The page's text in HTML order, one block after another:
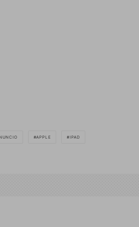
APPLE IPAD